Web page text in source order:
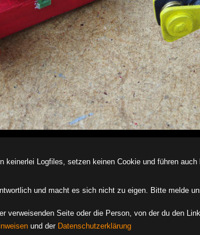
keinerlei Logfiles, setzen keinen Cookie und führen
und macht es sich nicht zu eigen. Bitte melde
verweisenden Seite oder die Person, von der du den
und der Datenschutzerklärung